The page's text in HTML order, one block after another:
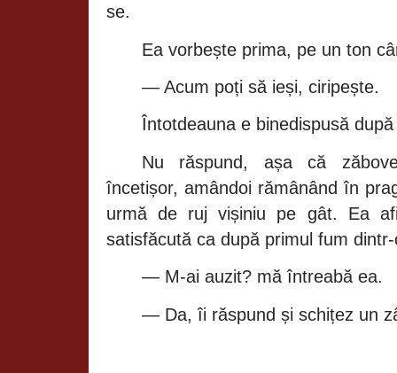
se.
Ea vorbește prima, pe un ton
— Acum poți să ieși, ciripește.
Întotdeauna e binedispusă
Nu răspund, așa că
încetișor, amândoi rămânând în
urmăde rujvișiniu pe gât. Ea
satisfăcută ca după primul fum
— M-ai auzit? mă întreabă ea.
— Da,îi răspund și schițez un